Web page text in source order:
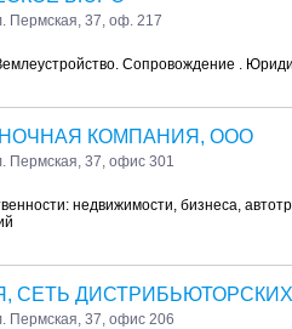
Пермская, 37, оф. 217
Сопровождение .
КОМПАНИЯ, ООО
Пермская, 37, офис 301
недвижимости, бизнеса,
СЕТЬ
Пермская, 37, офис 206